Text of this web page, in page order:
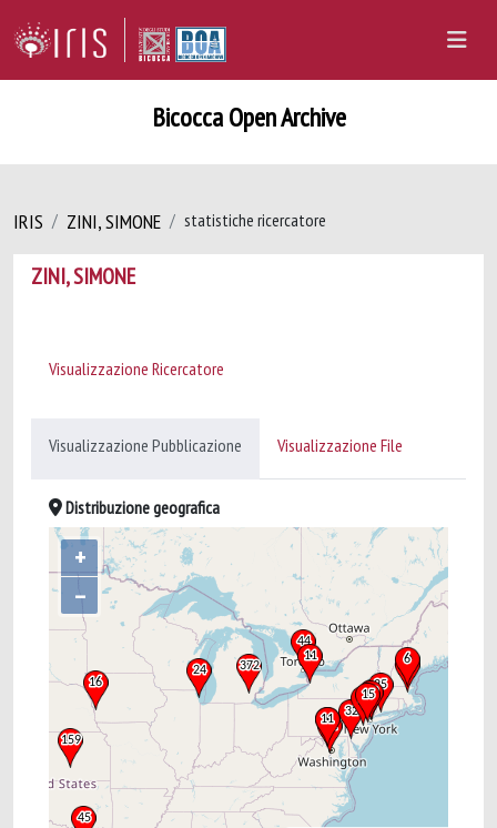
Bicocca Open Archive
IRIS ZINI, SIMONE statistiche ricercatore
ZINI, SIMONE
Visualizzazione Ricercatore
Visualizzazione Pubblicazione Visualizzazione File
Distribuzione geografica
+
–